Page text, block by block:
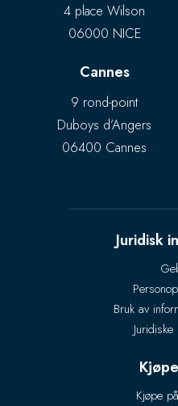
4 place Wilson
06000 NICE
Cannes
9 rond-point
Duboys d’Angers
06400 Cannes
Juridisk
Bruk av
Kjøpe